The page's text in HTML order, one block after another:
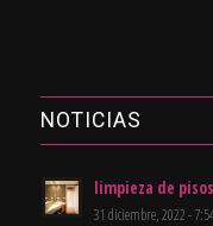
NOTICIAS
limpieza de
31 diciembre, 2022 -